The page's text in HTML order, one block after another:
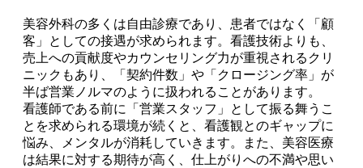
美容外科の多くは自由診療であり、患者ではなく「顧
客」としての接遇が求められます。看護技術よりも、
売上への貢献度やカウンセリング力が重視されるクリ
ニックもあり、「契約件数」や「クロージング率」が
半ば営業ノルマのように扱われることがあります。
看護師である前に「営業スタッフ」として振る舞うこ
とを求められる環境が続くと、看護観とのギャップに
悩み、メンタルが消耗していきます。また、美容医療
は結果に対する期待が高く、仕上がりへの不満や思い